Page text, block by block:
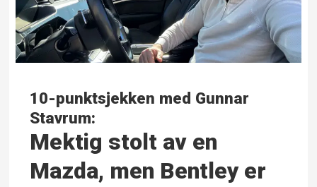
10-punktsjekken med Gunnar
Stavrum:
Mektig stolt av en
Mazda, men Bentley er